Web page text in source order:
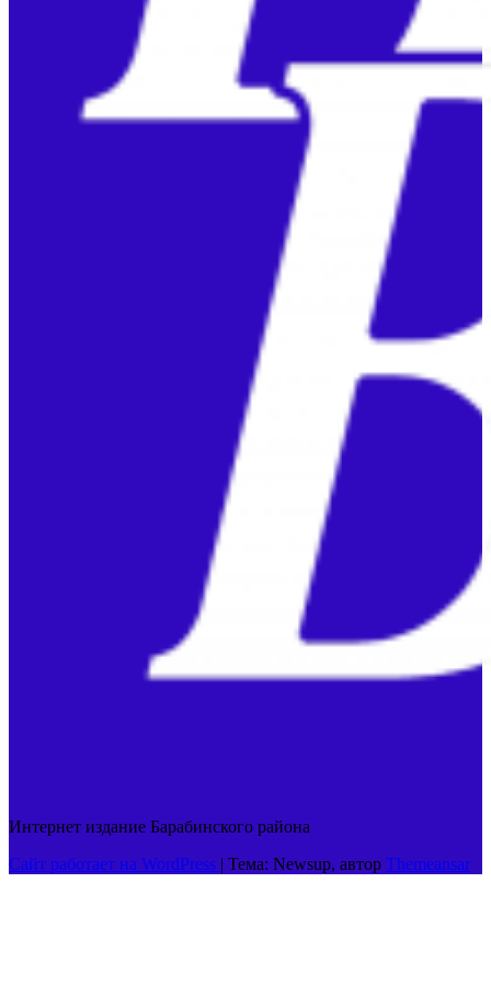
Интернет издание Барабинского района
Сайт работает на WordPress | Тема: Newsup, автор Themeansar